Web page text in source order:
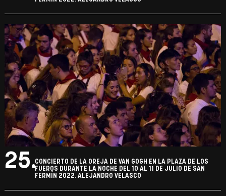
25.CONCIERTO DE LA OREJA DE VAN GOGH EN LA PLAZA DE LOS
FUEROS DURANTE LA NOCHE DEL 10 AL 11 DE JULIO DE SAN
FERMÍN 2022. ALEJANDRO VELASCO